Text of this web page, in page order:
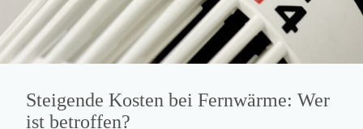
Steigende Kosten bei Fernwärme: Wer
ist betroffen?